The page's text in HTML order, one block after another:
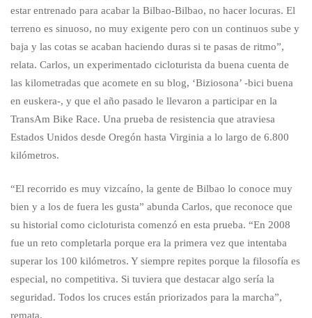
estar entrenado para acabar la Bilbao-Bilbao, no hacer locuras. El
terreno es sinuoso, no muy exigente pero con un continuos sube y
baja y las cotas se acaban haciendo duras si te pasas de ritmo”,
relata. Carlos, un experimentado cicloturista da buena cuenta de
las kilometradas que acomete en su blog, ‘Biziosona’ -bici buena
en euskera-, y que el año pasado le llevaron a participar en la
TransAm Bike Race. Una prueba de resistencia que atraviesa
Estados Unidos desde Oregón hasta Virginia a lo largo de 6.800
kilómetros.
“El recorrido es muy vizcaíno, la gente de Bilbao lo conoce muy
bien y a los de fuera les gusta” abunda Carlos, que reconoce que
su historial como cicloturista comenzó en esta prueba. “En 2008
fue un reto completarla porque era la primera vez que intentaba
superar los 100 kilómetros. Y siempre repites porque la filosofía es
especial, no competitiva. Si tuviera que destacar algo sería la
seguridad. Todos los cruces están priorizados para la marcha”,
remata.